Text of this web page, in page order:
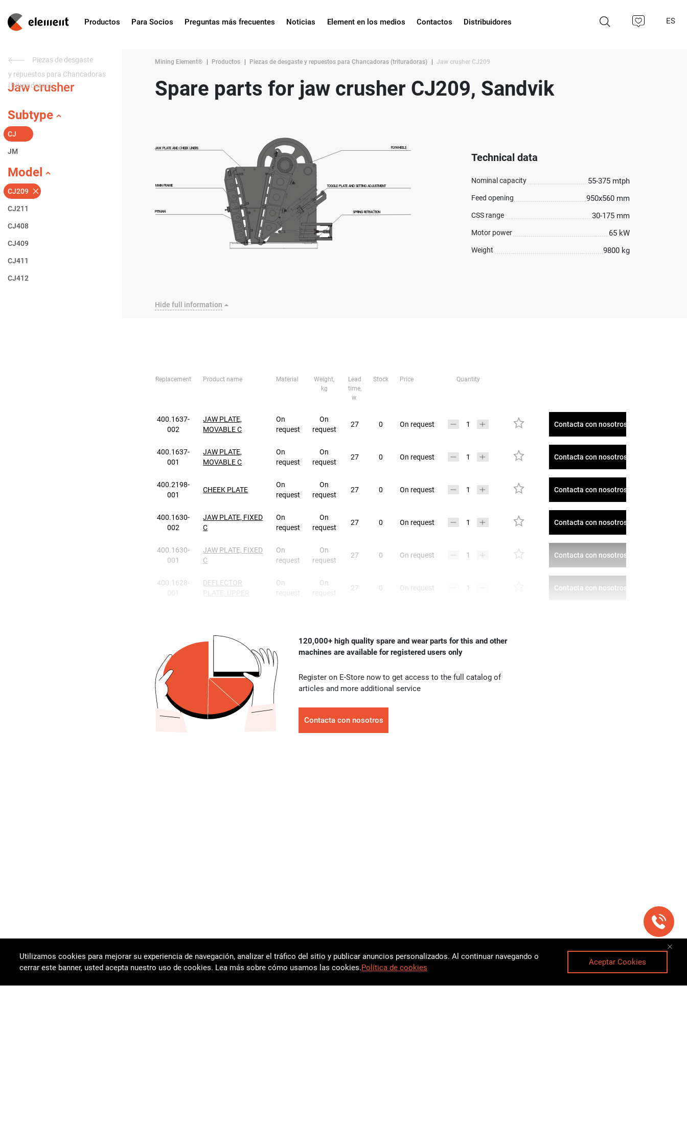
Productos Para Socios Preguntas más frecuentes Noticias Element en los medios Contactos Distribuidores ES
Piezas de desgaste
y repuestos para Chancadoras
(trituradoras)
Jaw crusher
Subtype
CJ
JM
Model
CJ209
CJ211
CJ408
CJ409
CJ411
CJ412
Mining Element® Productos Piezas de desgaste y repuestos para Chancadoras (trituradoras) Jaw crusher CJ209
Spare parts for jaw crusher CJ209, Sandvik
Technical data
Nominal capacity 55-375 mtph
Feed opening 950x560 mm
CSS range 30-175 mm
Motor power 65 kW
Weight 9800 kg
Hide full information
Replacement Product name Material
Weight,
kg
Lead
time,
w.
Stock Price Quantity
400.1637-
002
JAW PLATE,
MOVABLE C
On
request
On
request
27 0 On request Contacta con nosotros
400.1637-
001
JAW PLATE,
MOVABLE C
On
request
On
request
27 0 On request Contacta con nosotros
400.2198-
001
CHEEK PLATE
On
request
On
request
27 0 On request Contacta con nosotros
400.1630-
002
JAW PLATE, FIXED
C
On
request
On
request
27 0 On request Contacta con nosotros
400.1630-
001
JAW PLATE, FIXED
C
On
request
On
request
27 0 On request Contacta con nosotros
400.1628-
001
DEFLECTOR
PLATE, UPPER
On
On
27 0 On request Contacta con nosotros
120,000+ high quality spare and wear parts for this and other
machines are available for registered users only
Register on E-Store now to get access to the full catalog of
articles and more additional service
Contacta con nosotros
Utilizamos cookies para mejorar su experiencia de navegación, analizar el tráfico del sitio y publicar anuncios personalizados. Al continuar navegando o
cerrar este banner, usted acepta nuestro uso de cookies. Lea más sobre cómo usamos las cookies.Política de cookies
Aceptar Cookies